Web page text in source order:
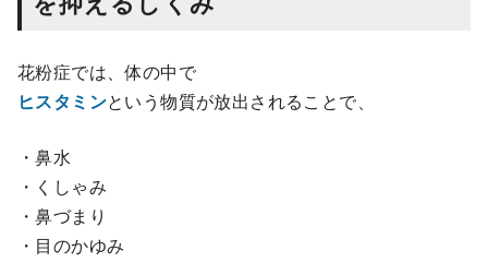
花粉症では、体の中で
ヒスタミンという物質が放出されることで、
・鼻水
・くしゃみ
・鼻づまり
・目のかゆみ